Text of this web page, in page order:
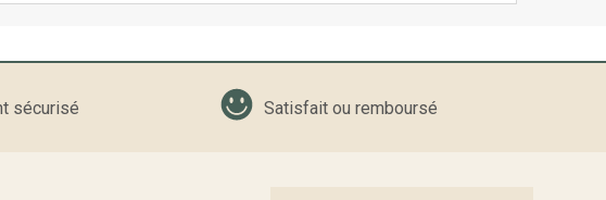
sécurisé Satisfait ou remboursé